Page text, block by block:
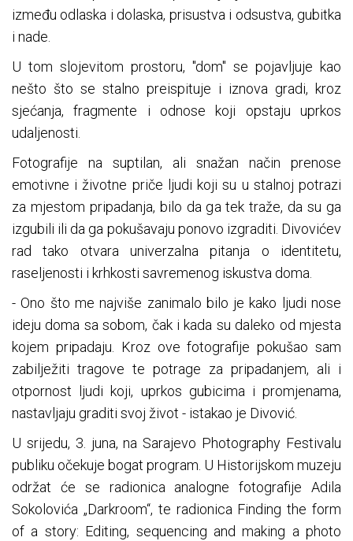
između odlaska i dolaska, prisustva i odsustva, gubitka
i nade.
U tom slojevitom prostoru, "dom" se pojavljuje kao
nešto što se stalno preispituje i iznova gradi, kroz
sjećanja, fragmente i odnose koji opstaju uprkos
udaljenosti.
Fotografije na suptilan, ali snažan način prenose
emotivne i životne priče ljudi koji su u stalnoj potrazi
za mjestom pripadanja, bilo da ga tek traže, da su ga
izgubili ili da ga pokušavaju ponovo izgraditi. Divovićev
rad tako otvara univerzalna pitanja o identitetu,
raseljenosti i krhkosti savremenog iskustva doma.
- Ono što me najviše zanimalo bilo je kako ljudi nose
ideju doma sa sobom, čak i kada su daleko od mjesta
kojem pripadaju. Kroz ove fotografije pokušao sam
zabilježiti tragove te potrage za pripadanjem, ali i
otpornost ljudi koji, uprkos gubicima i promjenama,
nastavljaju graditi svoj život - istakao je Divović.
U srijedu, 3. juna, na Sarajevo Photography Festivalu
publiku očekuje bogat program. U Historijskom muzeju
održat će se radionica analogne fotografije Adila
Sokolovića „Darkroom“, te radionica Finding the form
of a story: Editing, sequencing and making a photo